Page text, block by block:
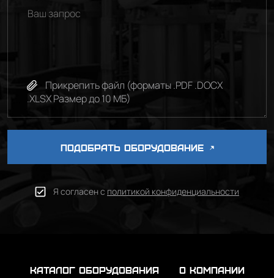
Прикрепить файл (форматы .PDF .DOCX
.XLSX Размер до 10 МБ)
ПОДОБРАТЬ ОБОРУДОВАНИЕ
Я согласен с политикой конфиденциальности
каталог оборудования
о компании